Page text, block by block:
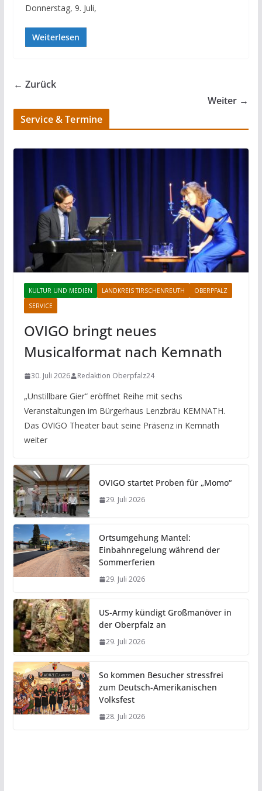
Donnerstag, 9. Juli,
Weiterlesen
← Zurück
Weiter →
Service & Termine
KULTUR UND MEDIEN LANDKREIS TIRSCHENREUTH
OBERPFALZ
SERVICE
OVIGO bringt neues
Musicalformat nach Kemnath
30. Juli 2026 Redaktion Oberpfalz24
„Unstillbare Gier“ eröffnet Reihe mit sechs
Veranstaltungen im Bürgerhaus Lenzbräu KEMNATH.
Das OVIGO Theater baut seine Präsenz in Kemnath
weiter
OVIGO startet Proben für „Momo“
29. Juli 2026
Ortsumgehung Mantel:
Einbahnregelung während der
Sommerferien
29. Juli 2026
US-Army kündigt Großmanöver in
der Oberpfalz an
29. Juli 2026
So kommen Besucher stressfrei
zum Deutsch-Amerikanischen
Volksfest
28. Juli 2026